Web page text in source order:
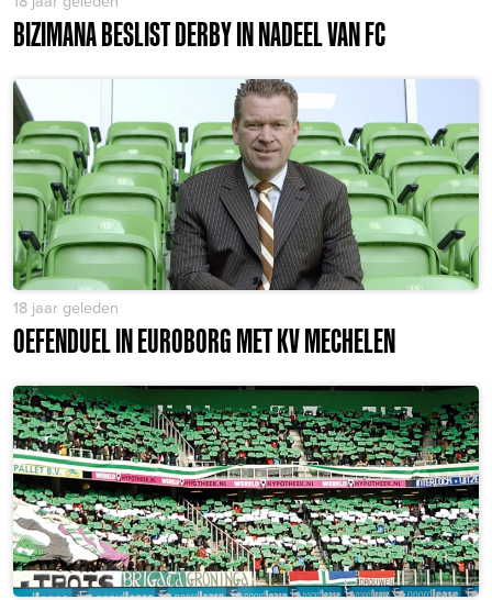
BIZIMANA BESLIST DERBY IN NADEEL VAN FC
18 jaar geleden
OEFENDUEL IN EUROBORG MET KV MECHELEN